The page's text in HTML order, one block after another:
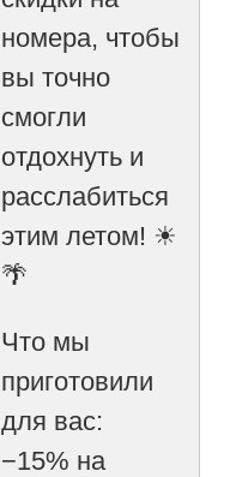
номера, чтобы
вы точно
смогли
отдохнуть и
расслабиться
этим летом! ☀
🌴
Что мы
приготовили
для вас:
−15% на